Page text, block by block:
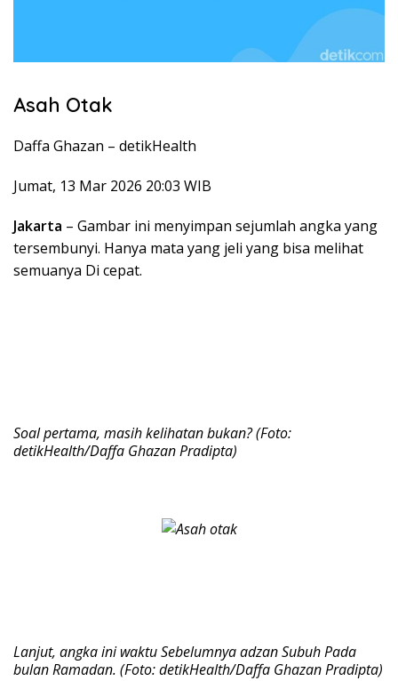
Asah Otak
Daffa Ghazan – detikHealth
Jumat, 13 Mar 2026 20:03 WIB
Jakarta – Gambar ini menyimpan sejumlah angka yang
tersembunyi. Hanya mata yang jeli yang bisa melihat
semuanya Di cepat.
Soal pertama, masih kelihatan bukan? (Foto:
detikHealth/Daffa Ghazan Pradipta)
Lanjut, angka ini waktu Sebelumnya adzan Subuh Pada
bulan Ramadan. (Foto: detikHealth/Daffa Ghazan Pradipta)